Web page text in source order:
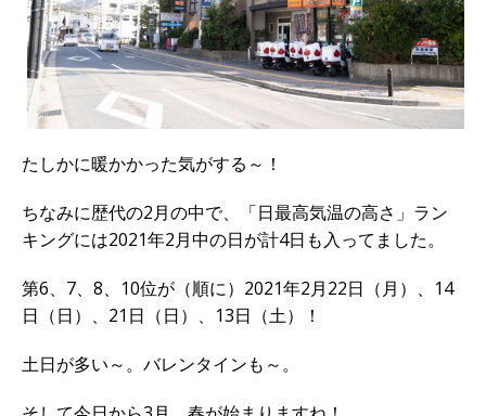
たしかに暖かかった気がする～！
ちなみに歴代の2月の中で、「日最高気温の高さ」ラン
キングには2021年2月中の日が計4日も入ってました。
第6、7、8、10位が（順に）2021年2月22日（月）、14
日（日）、21日（日）、13日（土）！
土日が多い～。バレンタインも～。